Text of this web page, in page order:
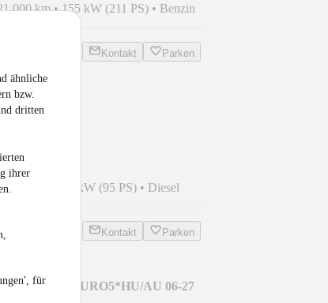
ähnliche
bzw.
dritten
ihrer
für
km•155 kW (211 PS) • Benzin
Kontakt Parken
JTD
km 70 kW (95 PS) • Diesel
Kontakt Parken
1.2 KLIMA*EURO5*HU/AU 06-27